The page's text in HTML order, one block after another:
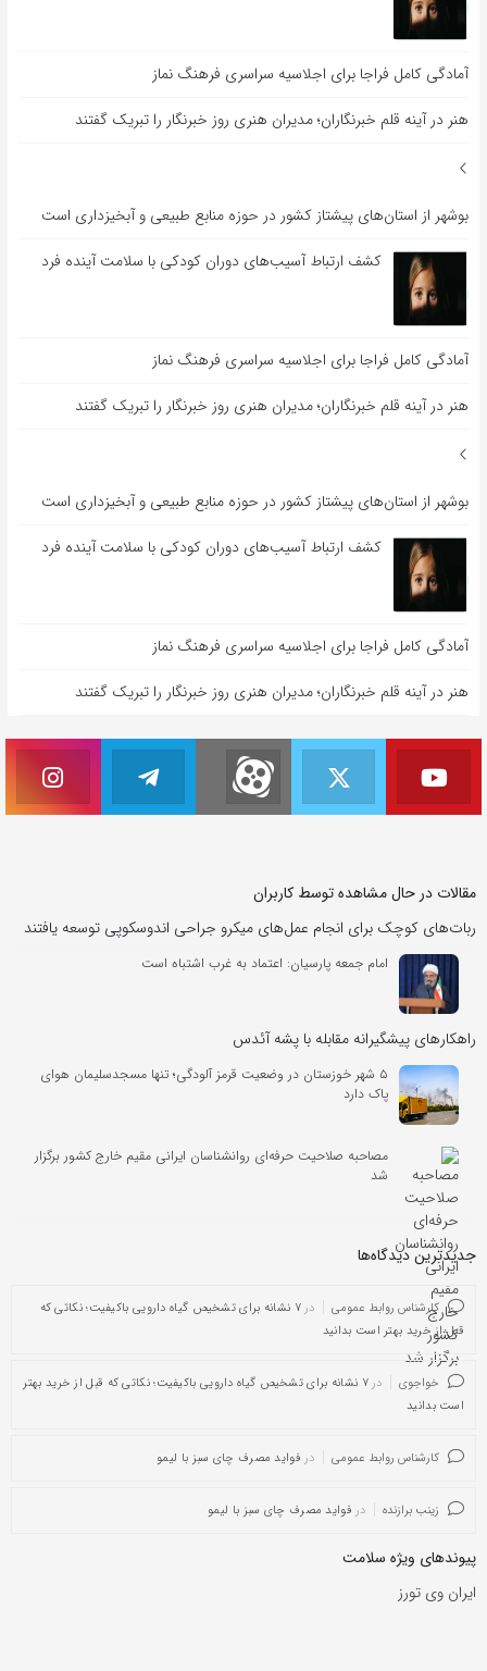
آمادگی کامل فراجا برای اجلاسیه سراسری فرهنگ نماز
هنر در آینه قلم خبرنگاران؛ مدیران هنری روز خبرنگار را تبریک گفتند
بوشهر از استان‌های پیشتاز کشور در حوزه منابع طبیعی و آبخیزداری است
کشف ارتباط آسیب‌های دوران کودکی با سلامت آینده فرد
آمادگی کامل فراجا برای اجلاسیه سراسری فرهنگ نماز
هنر در آینه قلم خبرنگاران؛ مدیران هنری روز خبرنگار را تبریک گفتند
بوشهر از استان‌های پیشتاز کشور در حوزه منابع طبیعی و آبخیزداری است
کشف ارتباط آسیب‌های دوران کودکی با سلامت آینده فرد
آمادگی کامل فراجا برای اجلاسیه سراسری فرهنگ نماز
هنر در آینه قلم خبرنگاران؛ مدیران هنری روز خبرنگار را تبریک گفتند
مقالات در حال مشاهده توسط کاربران
ربات‌های کوچک برای انجام عمل‌های میکرو جراحی اندوسکوپی توسعه یافتند
امام جمعه پارسیان: اعتماد به غرب اشتباه است
راهکارهای پیشگیرانه مقابله با پشه آئدس
۵ شهر خوزستان در وضعیت قرمز آلودگی؛ تنها مسجدسلیمان هوای
پاک دارد
مصاحبه صلاحیت حرفه‌ای روانشناسان ایرانی مقیم خارج کشور برگزار
شد
جدیدترین دیدگاه‌‌ها
کارشناس روابط عمومی در
۷ نشانه برای تشخیص گیاه دارویی باکیفیت؛ نکاتی که
قبل از خرید بهتر است بدانید
خواجوی در
۷ نشانه برای تشخیص گیاه دارویی باکیفیت؛ نکاتی که قبل از خرید بهتر
است بدانید
کارشناس روابط عمومی در فواید مصرف چای سبز با لیمو
زینب برازنده در فواید مصرف چای سبز با لیمو
پیوندهای ویژه سلامت
ایران وی تورز